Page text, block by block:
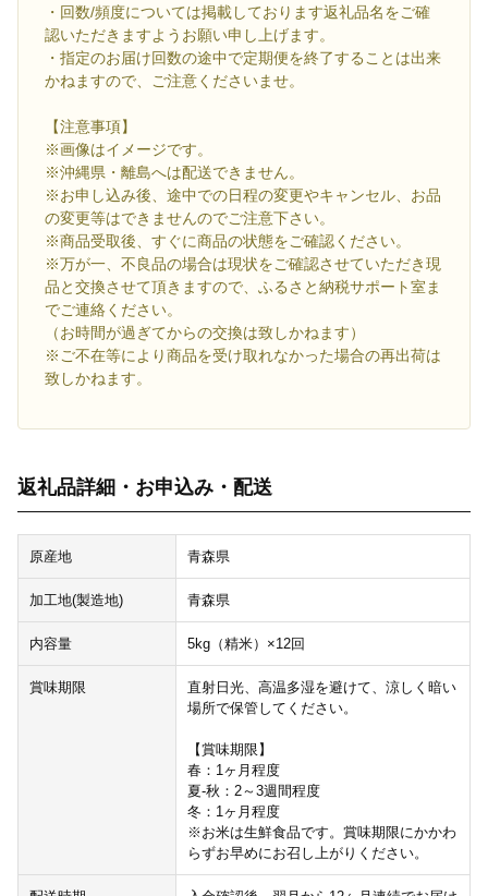
・回数/頻度については掲載しております返礼品名をご確
認いただきますようお願い申し上げます。
・指定のお届け回数の途中で定期便を終了することは出来
かねますので、ご注意くださいませ。
【注意事項】
※画像はイメージです。
※沖縄県・離島へは配送できません。
※お申し込み後、途中での日程の変更やキャンセル、お品
の変更等はできませんのでご注意下さい。
※商品受取後、すぐに商品の状態をご確認ください。
※万が一、不良品の場合は現状をご確認させていただき現
品と交換させて頂きますので、ふるさと納税サポート室ま
でご連絡ください。
（お時間が過ぎてからの交換は致しかねます）
※ご不在等により商品を受け取れなかった場合の再出荷は
致しかねます。
返礼品詳細・お申込み・配送
原産地 青森県
加工地(製造地) 青森県
内容量 5kg（精米）×12回
賞味期限
直射日光、高温多湿を避けて、涼しく暗い
場所で保管してください。
【賞味期限】
春：1ヶ月程度
夏-秋：2～3週間程度
冬：1ヶ月程度
※お米は生鮮食品です。賞味期限にかかわ
らずお早めにお召し上がりください。